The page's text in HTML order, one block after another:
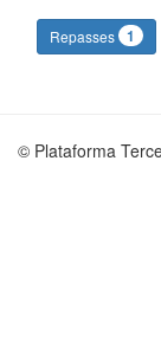
Repasses 1
© Plataforma